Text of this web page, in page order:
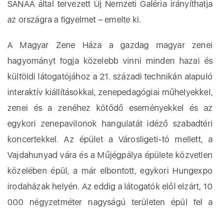
SANAA által tervezett Új Nemzeti Galéria irányíthatja
az országra a figyelmet – emelte ki.
A Magyar Zene Háza a gazdag magyar zenei
hagyományt fogja közelebb vinni minden hazai és
külföldi látogatójához a 21. századi technikán alapuló
interaktív kiállításokkal, zenepedagógiai műhelyekkel,
zenei és a zenéhez kötődő eseményekkel és az
egykori zenepavilonok hangulatát idéző szabadtéri
koncertekkel. Az épület a Városligeti-tó mellett, a
Vajdahunyad vára és a Műjégpálya épülete közvetlen
közelében épül, a már elbontott, egykori Hungexpo
irodaházak helyén. Az eddig a látogatók elől elzárt, 10
000 négyzetméter nagyságú területen épül fel a